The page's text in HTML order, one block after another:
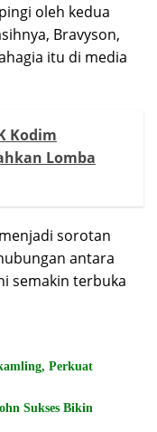
oleh kedua
Bravyson,
itu di media
Kodim
Lomba
sorotan
antara
semakin terbuka
Perkuat
Sukses Bikin